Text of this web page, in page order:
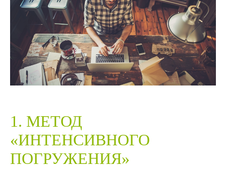
1. МЕТОД
«ИНТЕНСИВНОГО
ПОГРУЖЕНИЯ»